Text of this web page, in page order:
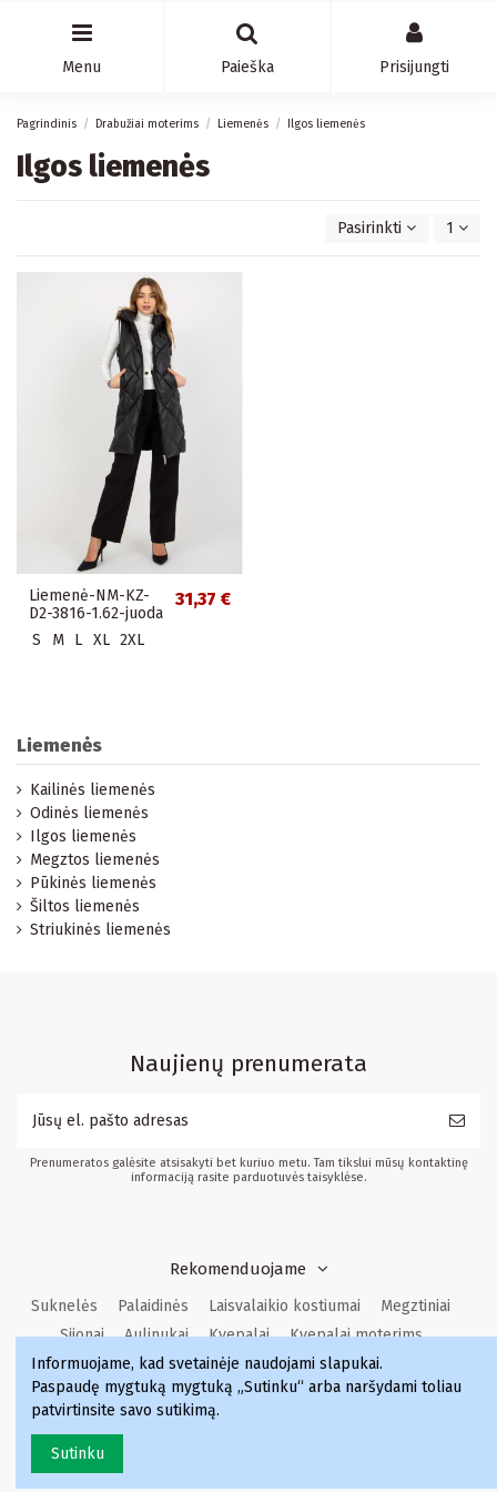
Menu Paieška Prisijungti
Pagrindinis Drabužiai moterims Liemenės Ilgos liemenės
Ilgos liemenės
Pasirinkti 1
Liemenė-NM-KZ-
D2-3816-1.62-juoda
31,37 €
S M L XL 2XL
Liemenės
Kailinės liemenės
Odinės liemenės
Ilgos liemenės
Megztos liemenės
Pūkinės liemenės
Šiltos liemenės
Striukinės liemenės
Naujienų prenumerata
Prenumeratos galėsite atsisakyti bet kuriuo metu. Tam tikslui mūsų kontaktinę
informaciją rasite parduotuvės taisyklėse.
Rekomenduojame
Suknelės Palaidinės Laisvalaikio kostiumai
Megztiniai
Sijonai
Aulinukai Kvepalai
Kvepalai moterims
Kvepalai vyrams
Kvepalai moterims
Kvepalai
Kvepalai vyrams
Informuojame, kad svetainėje naudojami slapukai.
Paspaudę mygtuką mygtuką „Sutinku“ arba naršydami toliau
patvirtinsite savo sutikimą.
Sutinku